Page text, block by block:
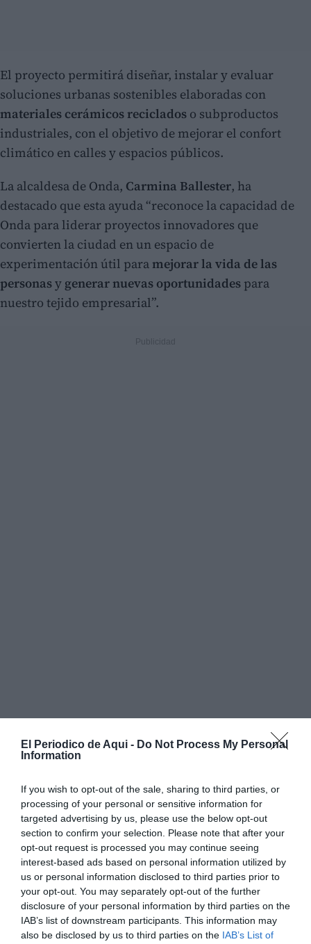
El Periodico de Aqui - Do Not Process My Personal
Information
If you wish to opt-out of the sale, sharing to third parties, or
processing of your personal or sensitive information for
targeted advertising by us, please use the below opt-out
section to confirm your selection. Please note that after your
opt-out request is processed you may continue seeing
interest-based ads based on personal information utilized by
us or personal information disclosed to third parties prior to
your opt-out. You may separately opt-out of the further
disclosure of your personal information by third parties on the
IAB’s list of downstream participants. This information may
also be disclosed by us to third parties on the IAB’s List of
El proyecto permitirá diseñar, instalar y evaluar
soluciones urbanas sostenibles elaboradas con
materiales cerámicos reciclados o subproductos
industriales, con el objetivo de mejorar el confort
climático en calles y espacios públicos.
La alcaldesa de Onda, Carmina Ballester, ha
destacado que esta ayuda “reconoce la capacidad de
Onda para liderar proyectos innovadores que
convierten la ciudad en un espacio de
experimentación útil paramejorar la vida de las
personasy generar nuevas oportunidades para
nuestro tejido empresarial”.
seguir vinculando el futuro del municipio al sector
cerámico: “Somos una ciudad cerámica y queremos
que esa identidad siga siendo motor de futuro,
apostando por soluciones sostenibles, tecnología y
colaboración con nuestras empresas”.
Refugios climáticos y mobiliario
bioclimático
La iniciativa impulsará un modelo de innovación